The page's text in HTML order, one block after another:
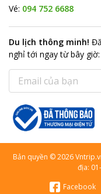
Vé: 094 752 6688
Du lịch thông minh!
nghỉ tới ngay từ bây giờ:
Bản quyền ©2026
địa:
Facebook